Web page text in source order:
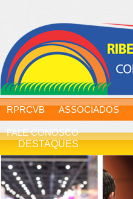
RPRCVB ASSOCIADOS
FALE CONOSCO
DESTAQUES